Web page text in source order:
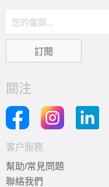
關注
客户服務
幫助/常見問題
聯絡我們